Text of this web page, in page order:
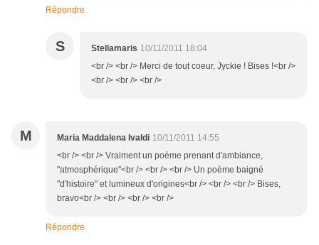
Répondre
S Stellamaris 10/11/2011 18:04
<br /> <br /> Merci de tout coeur, Jyckie ! Bises !<br />
<br /> <br /> <br />
M Maria Maddalena Ivaldi 10/11/2011 14:55
<br /> <br /> Vraiment un poème prenant d'ambiance,
"atmosphérique"<br /> <br /> <br /> Un poème baigné
"d'histoire" et lumineux d'origines<br /> <br /> <br /> Bises,
bravo<br /> <br /> <br /> <br />
Répondre